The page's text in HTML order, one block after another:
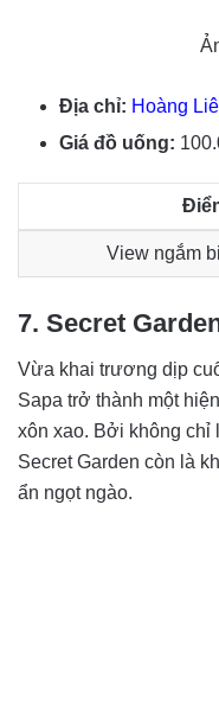
Địa chỉ: Hoàng
Giá đồ uống:
View ngắm
7. Secret
Vừa khai trương dịp
Sapa trở thành một
xôn xao. Bởi không chỉ
Secret Garden còn là
ẩn ngọt ngào.